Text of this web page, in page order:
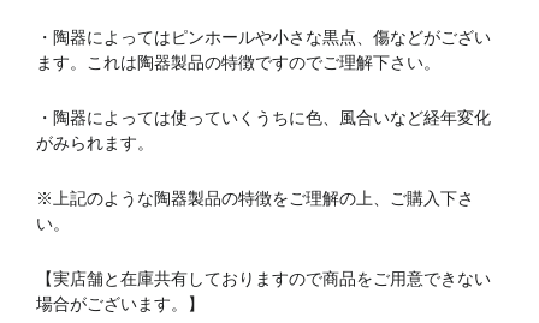
・陶器によってはピンホールや小さな黒点、傷などがござい
ます。これは陶器製品の特徴ですのでご理解下さい。
・陶器によっては使っていくうちに色、風合いなど経年変化
がみられます。
※上記のような陶器製品の特徴をご理解の上、ご購入下さ
い。
【実店舗と在庫共有しておりますので商品をご用意できない
場合がございます。】